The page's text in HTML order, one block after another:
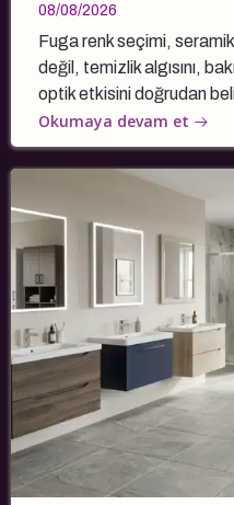
08/08/2026
Fuga renk seçimi,
değil, temizlik algısını,
optik etkisini doğrudan
Okumaya devam et